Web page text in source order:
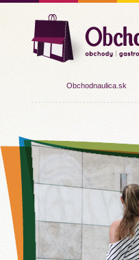
Obchodnaulica.sk